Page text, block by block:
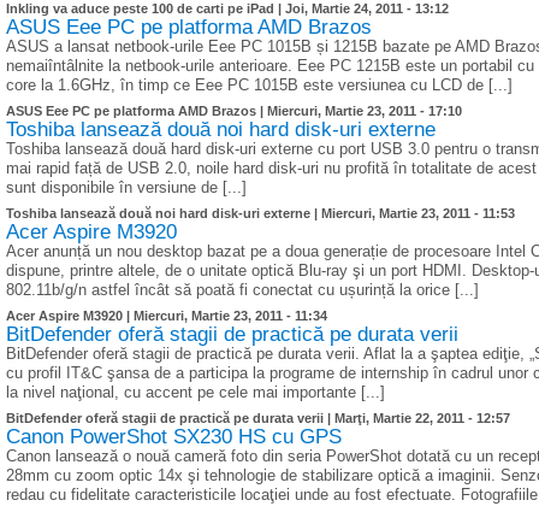
Inkling va aduce peste 100 de carti pe iPad | Joi, Martie 24, 2011 - 13:12
ASUS Eee PC pe platforma AMD Brazos
ASUS a lansat netbook-urile Eee PC 1015B și 1215B bazate pe AMD
nemaiîntâlnite la netbook-urile anterioare. Eee PC 1215B este un portabil
core la 1.6GHz, în timp ce Eee PC 1015B este versiunea cu LCD de [...]
ASUS Eee PC pe platforma AMD Brazos | Miercuri, Martie 23, 2011 - 17:10
Toshiba lansează două noi hard disk-uri externe
Toshiba lansează două hard disk-uri externe cu port USB 3.0 pentru o
mai rapid față de USB 2.0, noile hard disk-uri nu profită în totalitate de
sunt disponibile în versiune de [...]
Toshiba lansează două noi hard disk-uri externe | Miercuri, Martie 23, 2011 - 11:53
Acer Aspire M3920
Acer anunță un nou desktop bazat pe a doua generație de procesoare
dispune, printre altele, de o unitate optică Blu-ray şi un port HDMI.
802.11b/g/n astfel încât să poată fi conectat cu ușurință la orice [...]
Acer Aspire M3920 | Miercuri, Martie 23, 2011 - 11:34
BitDefender oferă stagii de practică pe durata verii
BitDefender oferă stagii de practică pe durata verii. Aflat la a şaptea ediţie,
cu profil IT&C şansa de a participa la programe de internship în cadrul
la nivel naţional, cu accent pe cele mai importante [...]
BitDefender oferă stagii de practică pe durata verii | Marţi, Martie 22, 2011 - 12:57
Canon PowerShot SX230 HS cu GPS
Canon lansează o nouă cameră foto din seria PowerShot dotată cu un
28mm cu zoom optic 14x şi tehnologie de stabilizare optică a imaginii.
redau cu fidelitate caracteristicile locaţiei unde au fost efectuate.